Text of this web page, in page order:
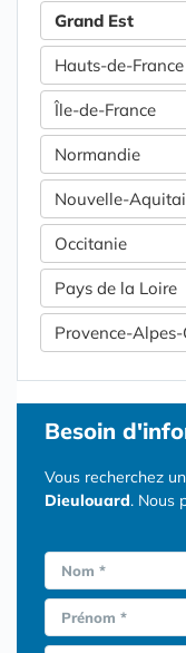
Grand Est
Hauts-de-France
Île-de-France
Normandie
Nouvelle-
Occitanie
Pays de la Loire
Provence-
Besoin
Vous recherchez
Dieulouard. Nous
Nom *
Prénom *